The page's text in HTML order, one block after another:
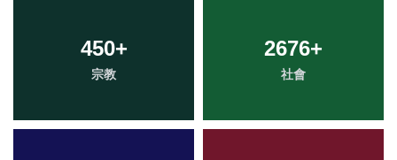
450+
宗教
2676+
社會